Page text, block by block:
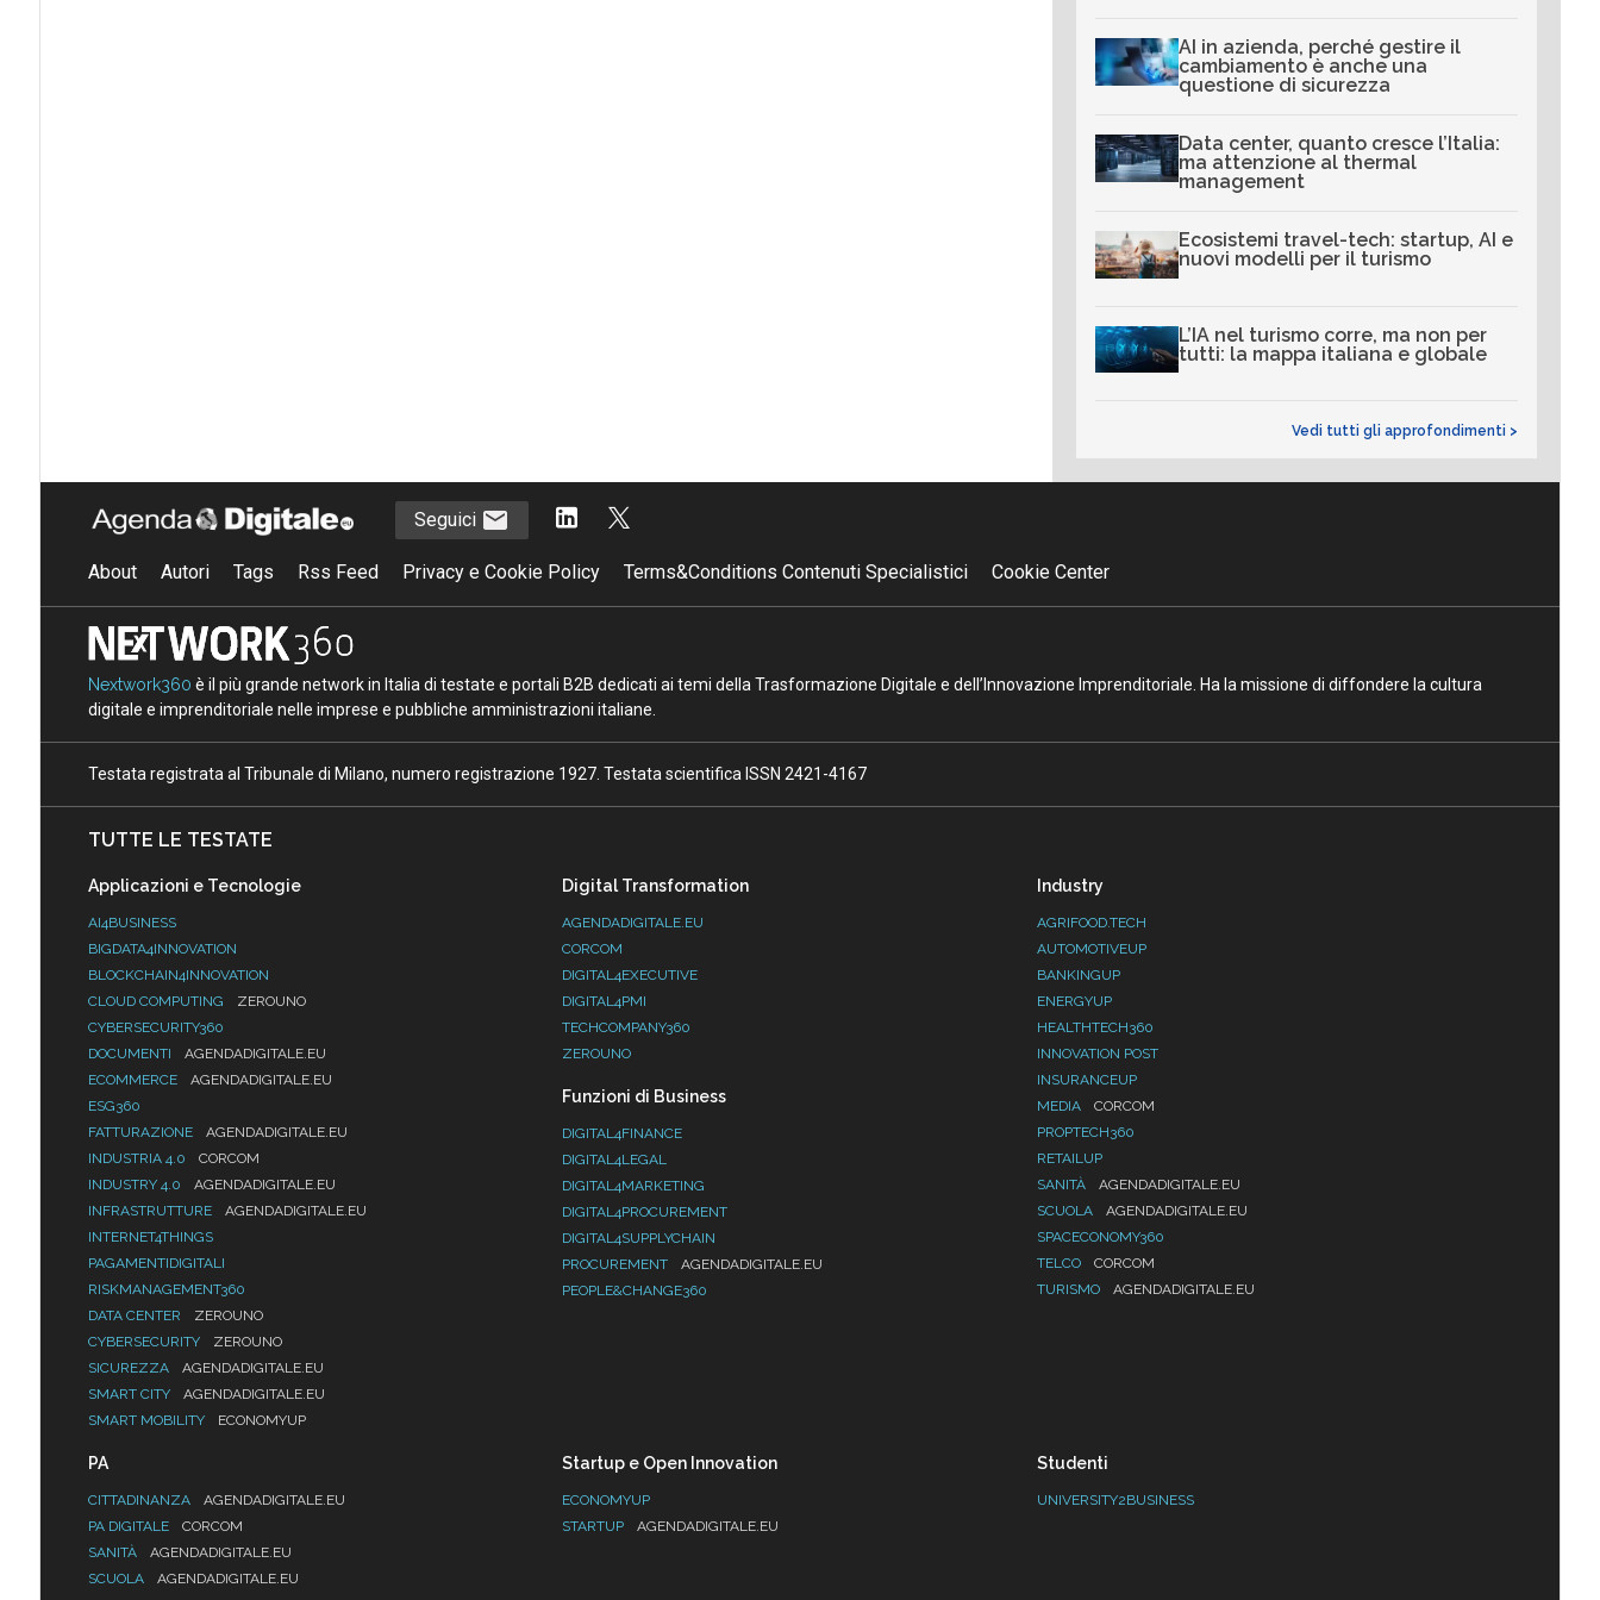
AI in azienda, perché gestire il
cambiamento è anche una
questione di sicurezza
Data center, quanto cresce l’Italia:
ma attenzione al thermal
management
Ecosistemi travel-tech: startup, AI e
nuovi modelli per il turismo
L’IA nel turismo corre, ma non per
tutti: la mappa italiana e globale
Vedi tutti gli approfondimenti >
Seguici
About Autori Tags Rss Feed Privacy e Cookie Policy Terms&Conditions Contenuti Specialistici Cookie Center
Nextwork360 è il più grande network in Italia di testate e portali B2B dedicati ai temi della Trasformazione Digitale e dell’Innovazione Imprenditoriale. Ha la missione di diffondere la cultura
digitale e imprenditoriale nelle imprese e pubbliche amministrazioni italiane.
Testata registrata al Tribunale di Milano, numero registrazione 1927. Testata scientifica ISSN 2421-4167
TUTTE LE TESTATE
Applicazioni e Tecnologie
AI4BUSINESS
BIGDATA4INNOVATION
BLOCKCHAIN4INNOVATION
CLOUD COMPUTING
ZEROUNO
CYBERSECURITY360
DOCUMENTI
AGENDADIGITALE.EU
ECOMMERCE
AGENDADIGITALE.EU
ESG360
FATTURAZIONE
AGENDADIGITALE.EU
INDUSTRIA 4.0
CORCOM
INDUSTRY 4.0
AGENDADIGITALE.EU
INFRASTRUTTURE
AGENDADIGITALE.EU
INTERNET4THINGS
PAGAMENTIDIGITALI
RISKMANAGEMENT360
DATA CENTER
ZEROUNO
CYBERSECURITY
ZEROUNO
SICUREZZA
AGENDADIGITALE.EU
SMART CITY
AGENDADIGITALE.EU
SMART MOBILITY
ECONOMYUP
Digital Transformation
AGENDADIGITALE.EU
CORCOM
DIGITAL4EXECUTIVE
DIGITAL4PMI
TECHCOMPANY360
ZEROUNO
Funzioni di Business
DIGITAL4FINANCE
DIGITAL4LEGAL
DIGITAL4MARKETING
DIGITAL4PROCUREMENT
DIGITAL4SUPPLYCHAIN
PROCUREMENT
AGENDADIGITALE.EU
PEOPLE&CHANGE360
Industry
AGRIFOOD.TECH
AUTOMOTIVEUP
BANKINGUP
ENERGYUP
HEALTHTECH360
INNOVATION POST
INSURANCEUP
MEDIA
CORCOM
PROPTECH360
RETAILUP
SANITÀ
AGENDADIGITALE.EU
SCUOLA
AGENDADIGITALE.EU
SPACECONOMY360
TELCO
CORCOM
TURISMO
AGENDADIGITALE.EU
PA
CITTADINANZA
AGENDADIGITALE.EU
PA DIGITALE
CORCOM
SANITÀ
AGENDADIGITALE.EU
SCUOLA
AGENDADIGITALE.EU
Startup e Open Innovation
ECONOMYUP
STARTUP
AGENDADIGITALE.EU
Studenti
UNIVERSITY2BUSINESS